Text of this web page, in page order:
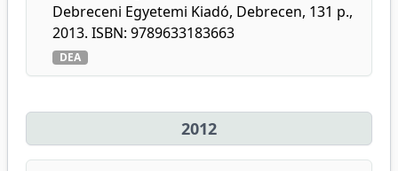
Debreceni Egyetemi Kiadó, Debrecen, 131 p.,
2013. ISBN: 9789633183663
DEA
2012